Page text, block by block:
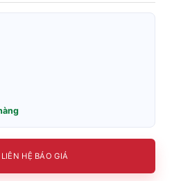
LIÊN HỆ BÁO GIÁ